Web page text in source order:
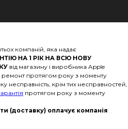
компаній, яка надає
НА 1 РІК НА ВСЮ НОВУ
від магазину і виробника Apple
ремонт протягом року з моменту
несправність, крім тих несправностей,
протягом року з моменту
(доставку) оплачує компанія